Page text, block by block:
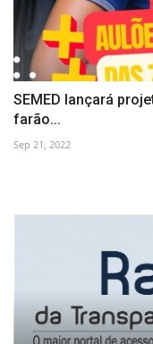
SEMED lançará
farão...
Sep 21, 2022